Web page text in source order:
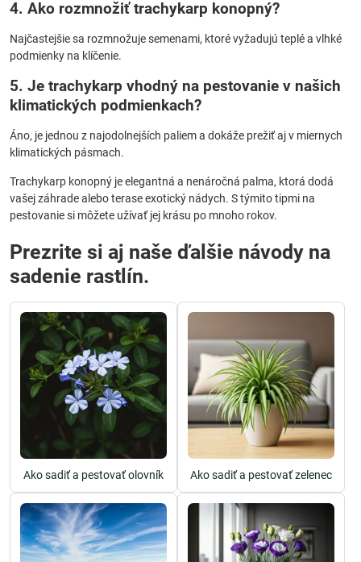
4. Ako rozmnožiť trachykarp konopný?
Najčastejšie sa rozmnožuje semenami, ktoré vyžadujú teplé a vlhké
podmienky na klíčenie.
5. Je trachykarp vhodný na pestovanie v našich
klimatických podmienkach?
Áno, je jednou z najodolnejších paliem a dokáže prežiť aj v miernych
klimatických pásmach.
Trachykarp konopný je elegantná a nenáročná palma, ktorá dodá
vašej záhrade alebo terase exotický nádych. S týmito tipmi na
pestovanie si môžete užívať jej krásu po mnoho rokov.
Prezrite si aj naše ďalšie návody na
sadenie rastlín.
Ako sadiť a pestovať olovník Ako sadiť a pestovať zelenec